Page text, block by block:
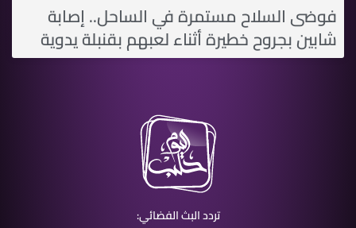
فوضى السلاح مستمرة في الساحل.. إصابة
شابين بجروح خطيرة أثناء لعبهم بقنبلة يدوية
تردد البث الفضائي: